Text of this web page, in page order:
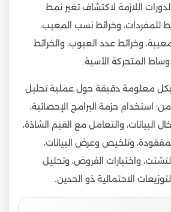
اللازمة لاكتشاف تغير نمط
للمفردات، وخرائط نسب المعيب،
وخرائط عدد العيوب، والخرائط
المتحركة الأسية.
معلومة دقيقة حول عملية تحليل
من؛ استخدام حزمة البرامج الإحصائية،
البيانات، والتعامل مع القيم الشاذة،
وتلخيص وعرض البيانات،
واختبارات الفروض، وتحليل
التوزيعات الاحتمالية ذو الحدين.